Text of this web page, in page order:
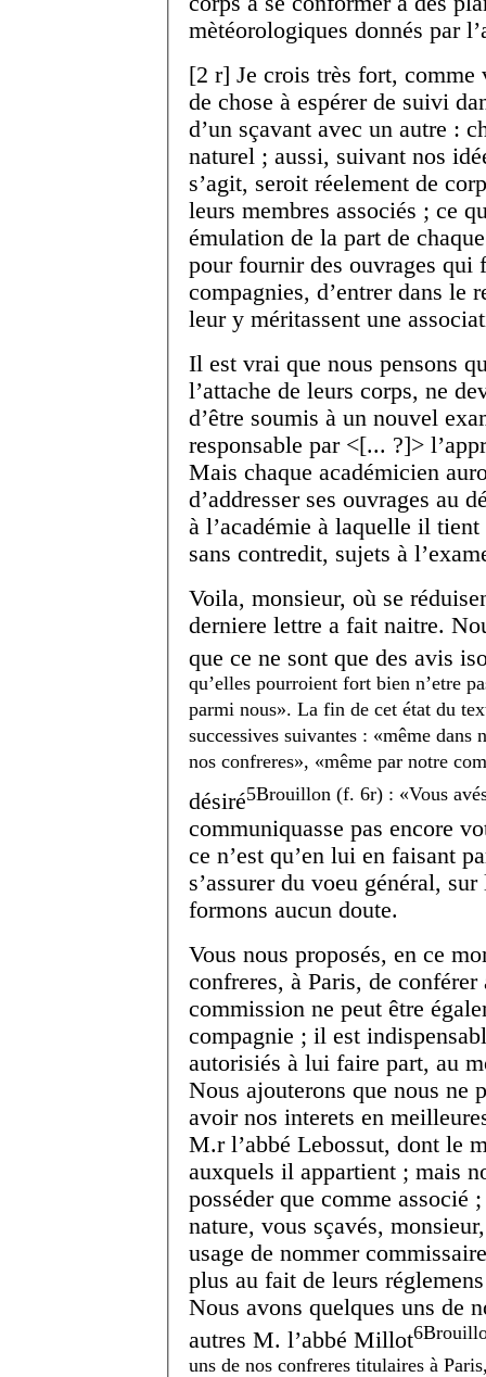
mètéorologiques donnés par
[2 r] Je crois très fort, comme
de chose à espérer de suivi
d’un sçavant avec un autre :
naturel ; aussi, suivant nos
s’agit, seroit réelement de
leurs membres associés ; ce
émulation de la part de
pour fournir des ouvrages qui
compagnies, d’entrer dans le
leur y méritassent une
Il est vrai que nous pensons
l’attache de leurs corps, ne
d’être soumis à un nouvel
responsable par <[... ?]>
Mais chaque académicien
d’addresser ses ouvrages au
à l’académie à laquelle il
sans contredit, sujets à
Voila, monsieur, où se
derniere lettre a fait naitre.
que ce ne sont que des avis
qu’elles pourroient fort bien n’etre
parmi nous . La fin de cet état du
successives suivantes :
même dans
nos confreres , même par notre
désiré5Brouillon (f. 6r) : Vous
communiquasse pas encore
ce n’est qu’en lui en faisant
s’assurer du voeu général,
formons aucun doute.
Vous nous proposés, en ce
confreres, à Paris, de
commission ne peut être
compagnie ; il est
autorisiés à lui faire part, au
Nous ajouterons que nous ne
avoir nos interets en
M.rl’abbé Lebossut, dont le
auxquels il appartient ; mais
posséder que comme associé
nature, vous sçavés,
usage de nommer
plus au fait de leurs
Nous avons quelques uns de
autres M. l’abbé Millot6
uns de nos confreres titulaires à